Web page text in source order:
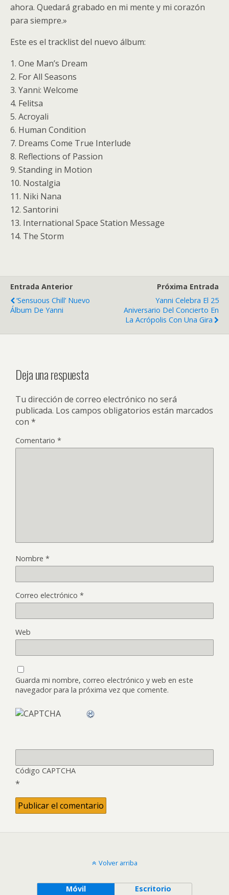
ahora. Quedará grabado en mi mente y mi corazón
para siempre.»
Este es el tracklist del nuevo álbum:
1. One Man’s Dream
2. For All Seasons
3. Yanni: Welcome
4. Felitsa
5. Acroyali
6. Human Condition
7. Dreams Come True Interlude
8. Reflections of Passion
9. Standing in Motion
10. Nostalgia
11. Niki Nana
12. Santorini
13. International Space Station Message
14. The Storm
Entrada Anterior
‘Sensuous Chill’ Nuevo
Álbum De Yanni
Próxima Entrada
Yanni Celebra El 25
Aniversario Del Concierto En
La Acrópolis Con Una Gira
Deja una respuesta
Tu dirección de correo electrónico no será
publicada. Los campos obligatorios están marcados
con *
Comentario *
Nombre *
Correo electrónico *
Web
Guarda mi nombre, correo electrónico y web en este
navegador para la próxima vez que comente.
Código CAPTCHA
*
Volver arriba
Móvil Escritorio